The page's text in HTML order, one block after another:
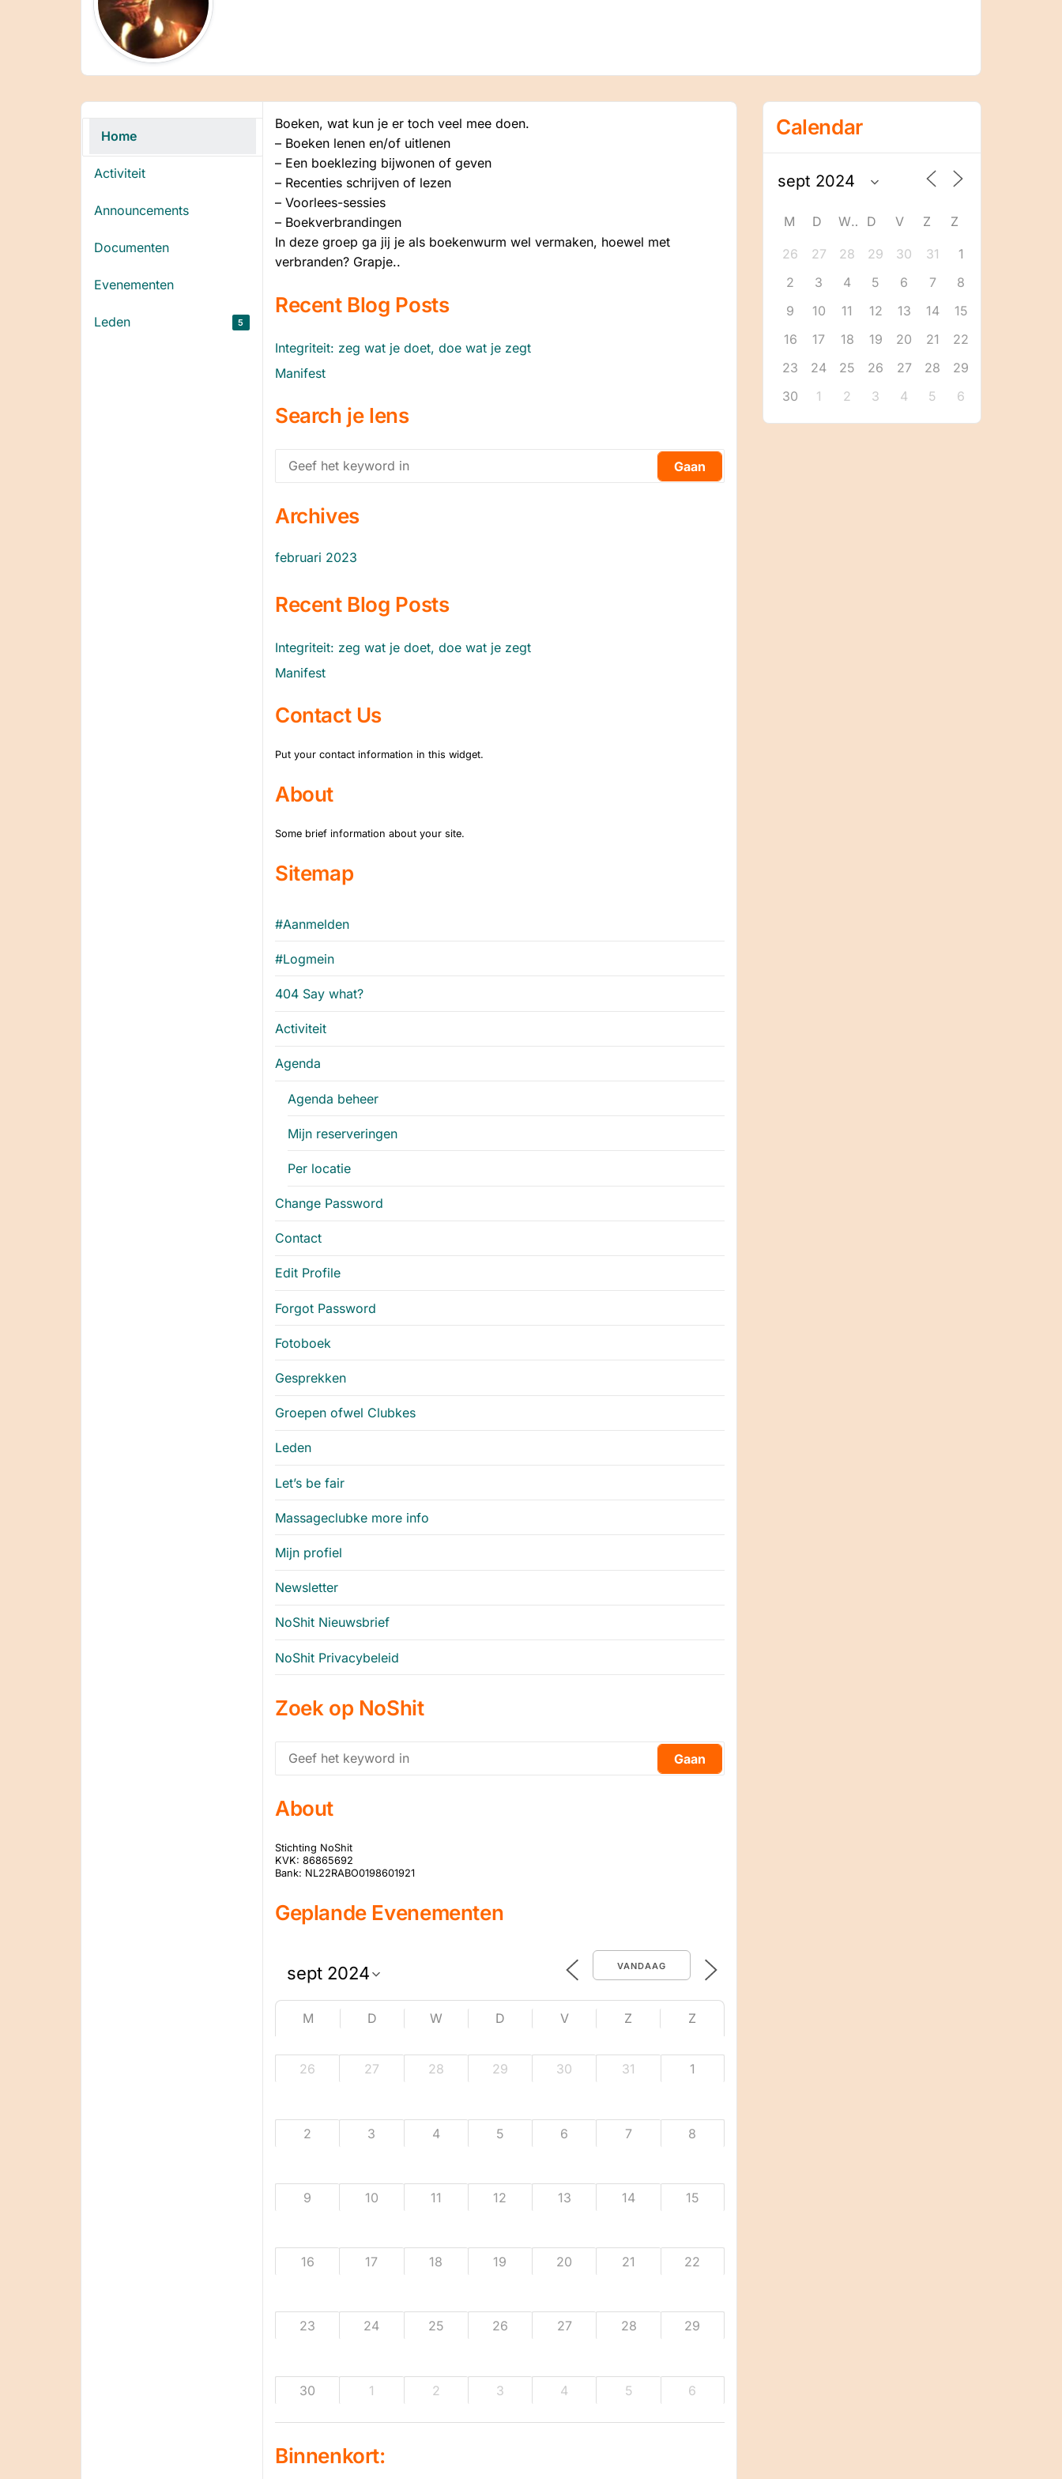
Home
Activiteit
Announcements
Documenten
Evenementen
Leden 5
Boeken, wat kun je er toch veel mee doen.
– Boeken lenen en/of uitlenen
– Een boeklezing bijwonen of geven
– Recenties schrijven of lezen
– Voorlees-sessies
– Boekverbrandingen
In deze groep ga jij je als boekenwurm wel vermaken, hoewel met
verbranden? Grapje..
Recent Blog Posts
Integriteit: zeg wat je doet, doe wat je zegt
Manifest
Search je lens
Zoek
Archives
februari 2023
Recent Blog Posts
Integriteit: zeg wat je doet, doe wat je zegt
Manifest
Contact Us
Put your contact information in this widget.
About
Some brief information about your site.
Sitemap
#Aanmelden
#Logmein
404 Say what?
Activiteit
Agenda
Agenda beheer
Mijn reserveringen
Per locatie
Change Password
Contact
Edit Profile
Forgot Password
Fotoboek
Gesprekken
Groepen ofwel Clubkes
Leden
Let’s be fair
Massageclubke more info
Mijn profiel
Newsletter
NoShit Nieuwsbrief
NoShit Privacybeleid
Zoek op NoShit
Zoek
About
Stichting NoShit
KVK: 86865692
Bank: NL22RABO0198601921
Geplande Evenementen
VANDAAG
M D W D V Z Z
26 27 28 29 30 31 1
2 3 4 5 6 7 8
9 10 11 12 13 14 15
16 17 18 19 20 21 22
23 24 25 26 27 28 29
30 1 2 3 4 5 6
Binnenkort:
Calendar
M D W D V Z Z
26 27 28 29 30 31
1
2
3 4 5 6 7
8
9
10 11 12 13 14
15
16
17 18 19 20 21
22
23
24 25 26 27 28
29
30
1 2 3 4 5 6